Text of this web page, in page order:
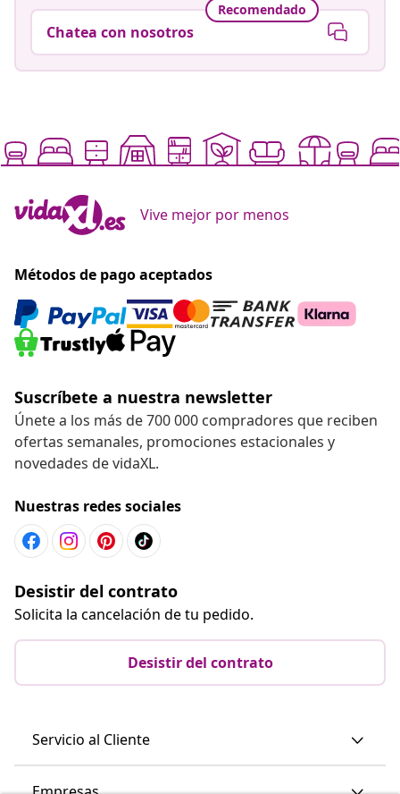
Recomendado
Chatea con nosotros
Vive mejor por menos
Métodos de pago aceptados
Suscríbete a nuestra newsletter
Únete a los más de 700 000 compradores que reciben
ofertas semanales, promociones estacionales y
novedades de vidaXL.
Nuestras redes sociales
Desistir del contrato
Solicita la cancelación de tu pedido.
Desistir del contrato
Servicio al Cliente